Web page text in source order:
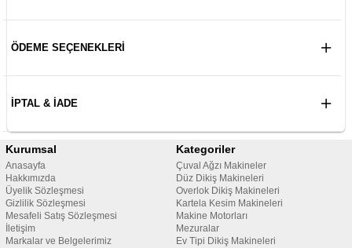
ÖDEME SEÇENEKLERI
İPTAL & İADE
Kurumsal
Anasayfa
Hakkımızda
Üyelik Sözleşmesi
Gizlilik Sözleşmesi
Mesafeli Satış Sözleşmesi
İletişim
Markalar ve Belgelerimiz
Kategoriler
Çuval Ağzı Makineler
Düz Dikiş Makineleri
Overlok Dikiş Makineleri
Kartela Kesim Makineleri
Makine Motorları
Mezuralar
Ev Tipi Dikiş Makineleri